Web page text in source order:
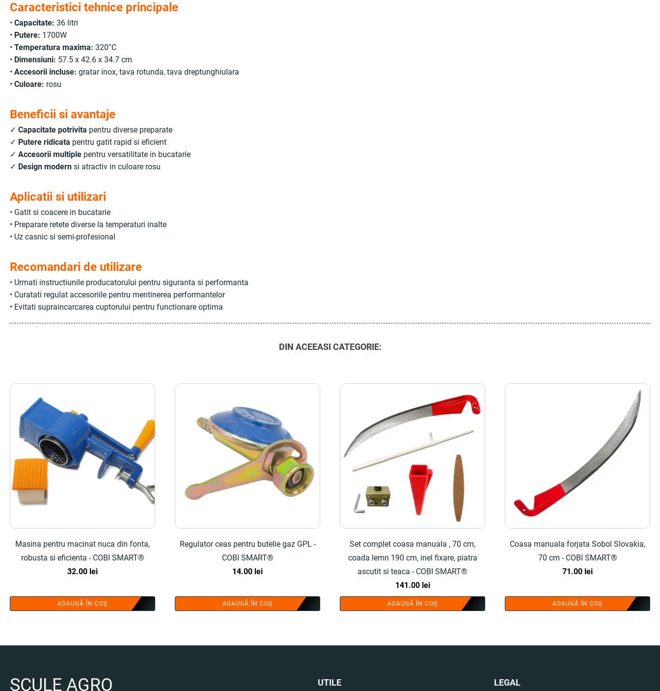
Caracteristici tehnice principale
• Capacitate: 36 litri
• Putere: 1700W
• Temperatura maxima: 320°C
• Dimensiuni: 57.5 x 42.6 x 34.7 cm
• Accesorii incluse: gratar inox, tava rotunda, tava dreptunghiulara
• Culoare: rosu
Beneficii si avantaje
✓ Capacitate potrivita pentru diverse preparate
✓ Putere ridicata pentru gatit rapid si eficient
✓ Accesorii multiple pentru versatilitate in bucatarie
✓ Design modern si atractiv in culoare rosu
Aplicatii si utilizari
• Gatit si coacere in bucatarie
• Preparare retete diverse la temperaturi inalte
• Uz casnic si semi-profesional
Recomandari de utilizare
• Urmati instructiunile producatorului pentru siguranta si performanta
• Curatati regulat accesoriile pentru mentinerea performantelor
• Evitati supraincarcarea cuptorului pentru functionare optima
DIN ACEEASI CATEGORIE:
Masina pentru macinat nuca din fonta,
robusta si eficienta - COBI SMART®
32.00 lei
ADAUGĂ ÎN COȘ
Regulator ceas pentru butelie gaz GPL -
COBI SMART®
14.00 lei
ADAUGĂ ÎN COȘ
Set complet coasa manuala , 70 cm,
coada lemn 190 cm, inel fixare, piatra
ascutit si teaca - COBI SMART®
141.00 lei
ADAUGĂ ÎN COȘ
Coasa manuala forjata Sobol Slovakia,
70 cm - COBI SMART®
71.00 lei
ADAUGĂ ÎN COȘ
SCULE AGRO UTILE LEGAL